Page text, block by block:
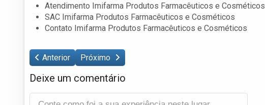
Atendimento Imifarma Produtos Farmacêuticos e Cosméticos
SAC Imifarma Produtos Farmacêuticos e Cosméticos
Contato Imifarma Produtos Farmacêuticos e Cosméticos
Anterior Próximo
Deixe um comentário